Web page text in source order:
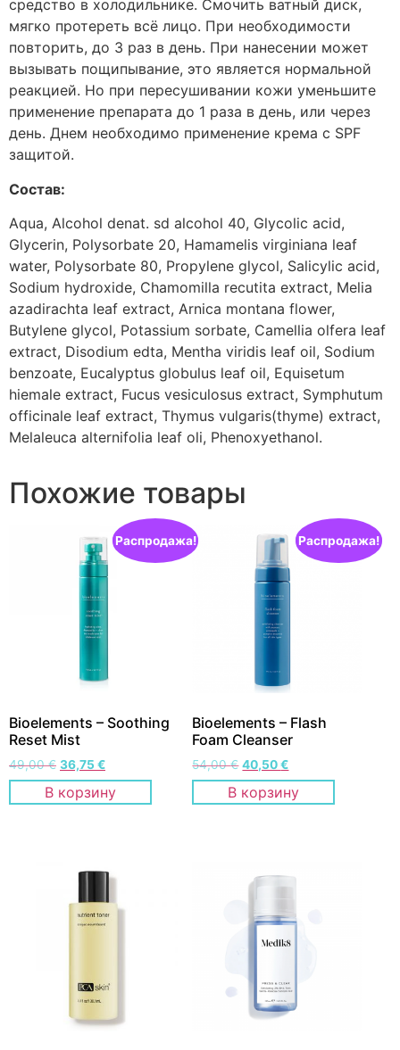
средство в холодильнике. Смочить ватный диск,
мягко протереть всё лицо. При необходимости
повторить, до 3 раз в день. При нанесении может
вызывать пощипывание, это является нормальной
реакцией. Но при пересушивании кожи уменьшите
применение препарата до 1 раза в день, или через
день. Днем необходимо применение крема с SPF
защитой.
Состав:
Aqua, Alcohol denat. sd alcohol 40, Glycolic acid,
Glycerin, Polysorbate 20, Hamamelis virginiana leaf
water, Polysorbate 80, Propylene glycol, Salicylic acid,
Sodium hydroxide, Chamomilla recutita extract, Melia
azadirachta leaf extract, Arnica montana flower,
Butylene glycol, Potassium sorbate, Camellia olfera leaf
extract, Disodium edta, Mentha viridis leaf oil, Sodium
benzoate, Eucalyptus globulus leaf oil, Equisetum
hiemale extract, Fucus vesiculosus extract, Symphutum
officinale leaf extract, Thymus vulgaris(thyme) extract,
Melaleuca alternifolia leaf oli, Phenoxyethanol.
Похожие товары
Распродажа!
Bioelements – Soothing
Reset Mist
49,00€ 36,75 €
В корзину
Распродажа!
Bioelements – Flash
Foam Cleanser
54,00€ 40,50€
В корзину